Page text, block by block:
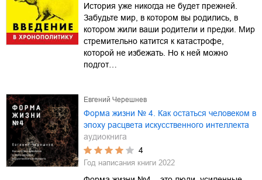
История уже никогда не будет прежней.
Забудьте мир, в котором вы родились, в
котором жили ваши родители и предки. Мир
стремительно катится к катастрофе,
которой не избежать. Но к ней можно
подгот…
Евгений Черешнев
Форма жизни № 4. Как остаться человеком в
эпоху расцвета искусственного интеллекта
аудиокнига
4
Год написания книги 2022